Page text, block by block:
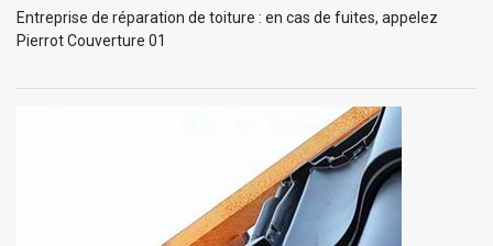
Entreprise de réparation de toiture : en cas de fuites, appelez
Pierrot Couverture 01